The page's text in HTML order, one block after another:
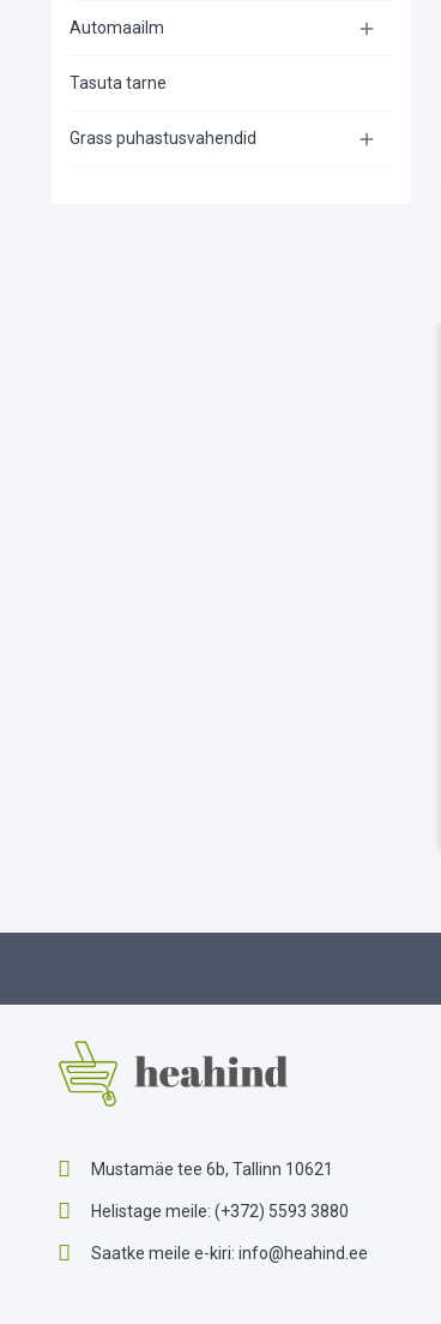
Automaailm 
Tasuta tarne
Grass puhastusvahendid 
Mustamäe tee 6b, Tallinn 10621
Helistage meile: (+372) 5593 3880
Saatke meile e-kiri: info@heahind.ee